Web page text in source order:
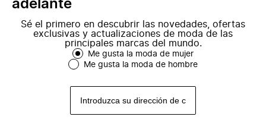
adelante
Sé el primero en descubrir las novedades, ofertas
exclusivas y actualizaciones de moda de las
principales marcas del mundo.
Me gusta la moda de mujer
Me gusta la moda de hombre